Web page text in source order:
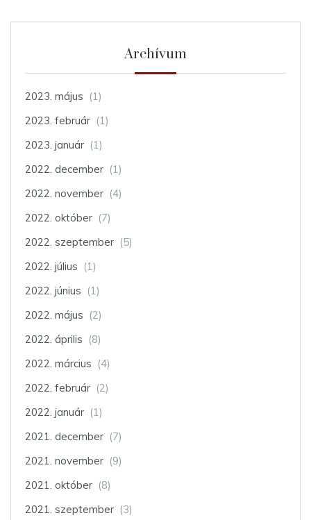
Archívum
2023. május (1)
2023. február (1)
2023. január (1)
2022. december (1)
2022. november (4)
2022. október (7)
2022. szeptember (5)
2022. július (1)
2022. június (1)
2022. május (2)
2022. április (8)
2022. március (4)
2022. február (2)
2022. január (1)
2021. december (7)
2021. november (9)
2021. október (8)
2021. szeptember (3)